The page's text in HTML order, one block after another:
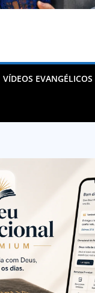
VÍDEOS EVANGÉLICOS